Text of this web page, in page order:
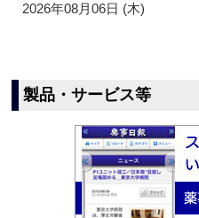
2026年08月06日 (木)
製品・サービス等